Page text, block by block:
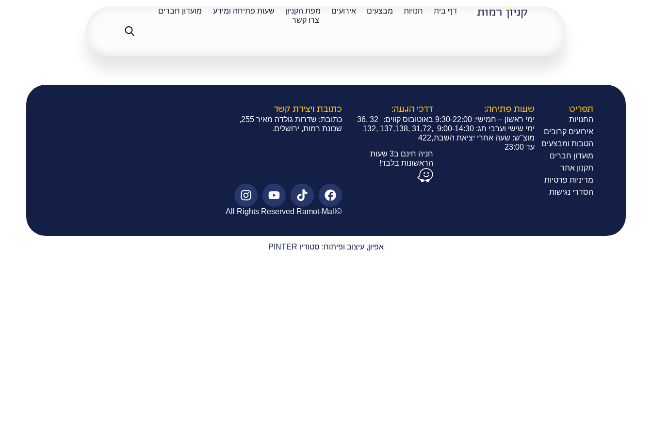
דף בית חנויות מבצעים אירועים מפת הקניון שעות פתיחה ומידע
מועדון חברים
צרו קשר
תפריט
החנויות
אירועים קרובים
הטבות ומבצעים
מועדון חברים
תקנון אתר
מדיניות פרטיות
הסדרי נגישות
שעות פתיחה:
ימי ראשון – חמישי: 9:30-22:00
ימי שישי וערבי חג: 9:00-14:30
מוצ"ש: שעה אחרי יציאת השבת
עד 23:00
דרכי הגעה:
באוטובוס קווים: 32 ,36
,31,72 ,137,138 ,132
,422
חניה חינם ב3 שעות
הראשונות בלבד!
כתובת ויצירת קשר
כתובת: שדרות גולדה מאיר 255,
שכונת רמות, ירושלים.
©All Rights Reserved Ramot-Mall
אפיון, עיצוב ופיתוח: סטודיו PINTER